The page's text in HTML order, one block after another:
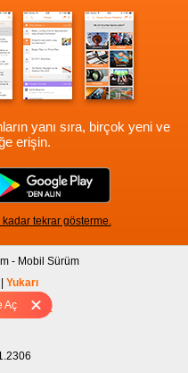
Aç
yanı sıra, birçok yeni ve
erişin.
tekrar gösterme.
- Mobil Sürüm
| Yukarı